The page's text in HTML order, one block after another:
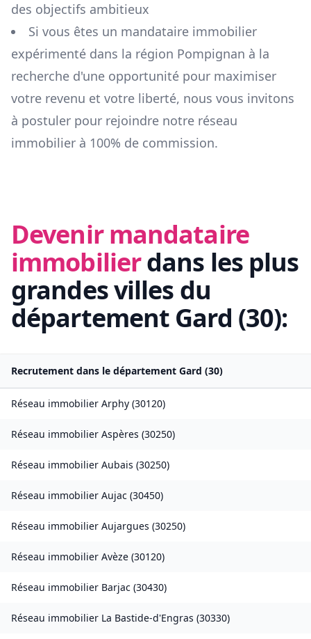
des objectifs ambitieux
Si vous êtes un mandataire immobilier
expérimenté dans la région Pompignan à la
recherche d'une opportunité pour maximiser
votre revenu et votre liberté, nous vous invitons
à postuler pour rejoindre notre réseau
immobilier à 100% de commission.
Devenir mandataire
immobilierdans les plus
grandes villes du
département Gard (30):
Recrutement dans le département Gard (30)
Réseau immobilier Arphy (30120)
Réseau immobilier Aspères (30250)
Réseau immobilier Aubais (30250)
Réseau immobilier Aujac (30450)
Réseau immobilier Aujargues (30250)
Réseau immobilier Avèze (30120)
Réseau immobilier Barjac (30430)
Réseau immobilier La Bastide-d'Engras (30330)